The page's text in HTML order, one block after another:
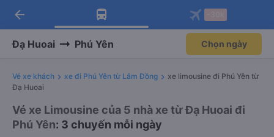
Tải app Vexere ngay!
Nhận ưu đãi thành viên độc
Mở app
Tải app Vexere
-30k/ghế khi đặt vé máy bay qua
Mở app
arrow_back
Đạ Huoai Phú Yên Chọn ngày
Vé xe khách xe đi Phú Yên từ Lâm Đồng
xe limousine đi Phú Yên từ
Đạ Huoai
Vé xe Limousine của 5 nhà xe từ Đạ Huoai đi
Phú Yên: 3 chuyến mỗi ngày